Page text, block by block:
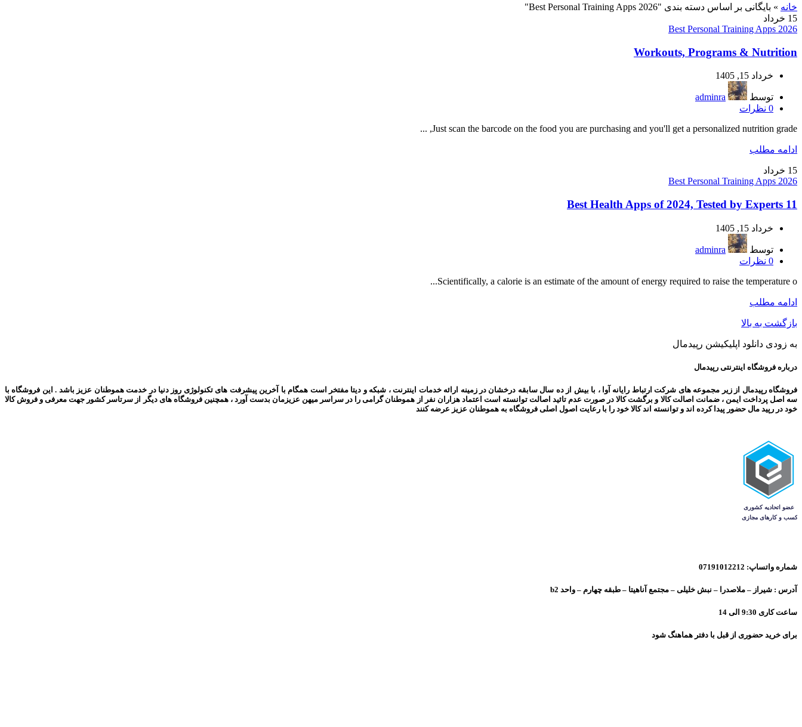
خانه » بایگانی بر اساس دسته بندی "Best Personal Training Apps 2026"
15 خرداد
Best Personal Training Apps 2026
Workouts, Programs & Nutrition
خرداد 15, 1405
توسط
adminra
0 نظرات
Just scan the barcode on the food you are purchasing and you'll get a personalized nutrition grade, ...
ادامه مطلب
15 خرداد
Best Personal Training Apps 2026
11 Best Health Apps of 2024, Tested by Experts
خرداد 15, 1405
توسط
adminra
0 نظرات
Scientifically, a calorie is an estimate of the amount of energy required to raise the temperature o...
ادامه مطلب
بازگشت به بالا
به زودی دانلود اپلیکیشن رپیدمال
درباره فروشگاه اینترنتی رپیدمال
فروشگاه رپیدمال از زیر مجموعه های شرکت ارتباط رایانه آوا ، با بیش از ده سال سابقه درخشان در زمینه ارائه خدمات اینترنت ، شبکه و دیتا مفتخر است همگام با آخرین پیشرفت های تکنولوژی روز دنیا در خدمت هموطنان عزیز باشد . این فروشگاه با
سه اصل پرداخت ایمن ، ضمانت اصالت کالا و برگشت کالا در صورت عدم تائید اصالت توانسته است اعتماد هزاران نفر از هموطنان گرامی را در سراسر میهن عزیزمان بدست آورد ، همچنین فروشگاه های دیگر از سرتاسر کشور جهت معرفی و فروش کالا
خود در رپید مال حضور پیدا کرده اند و توانسته اند کالا خود را با رعایت اصول اصلی فروشگاه به هموطنان عزیز عرضه کنند
شماره واتساپ: 07191012212
آدرس : شیراز – ملاصدرا – نبش خلیلی – مجتمع آناهیتا – طبقه چهارم – واحد b2
ساعت کاری 9:30 الی 14
برای خرید حضوری از قبل با دفتر هماهنگ شود